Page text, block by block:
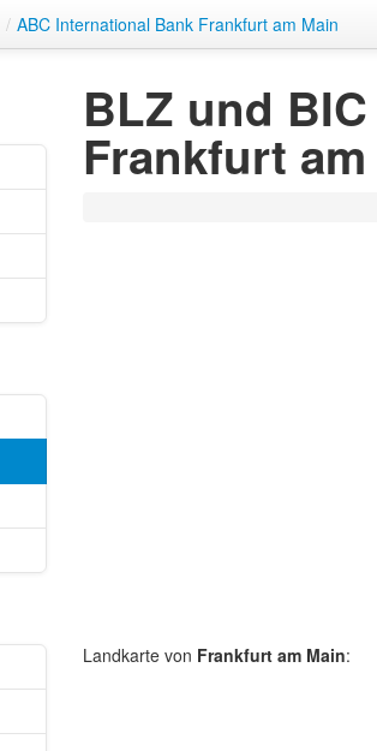
/ ABC International Bank Frankfurt am Main
BLZ und
Frankfurt
Landkarte von Frankfurt am Main: